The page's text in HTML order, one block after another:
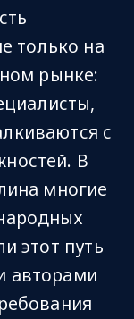
только на
рынке:
с
В
многие
этот путь
авторами